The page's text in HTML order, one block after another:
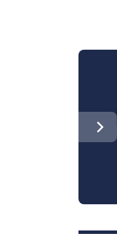
chevron_right